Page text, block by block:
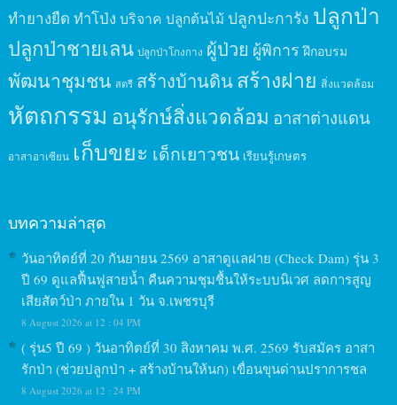
ทำยางยืด ทำโป่ง บริจาค ปลูกต้นไม้ ปลูกปะการัง ปลูกป่า
ปลูกป่าชายเลน ปลูกป่าโกงกาง ผู้ป่วย ผู้พิการ ฝึกอบรม
พัฒนาชุมชน สตรี สร้างบ้านดินสร้างฝาย สิ่งแวดล้อม
หัตถกรรม อนุรักษ์สิ่งแวดล้อม อาสาต่างแดน
อาสาอาเซียน เก็บขยะ เด็กเยาวชน เรียนรู้เกษตร
บทความล่าสุด
วันอาทิตย์ที่ 20 กันยายน 2569 อาสาดูแลฝาย (Check Dam) รุ่น 3
ปี 69 ดูแลฟื้นฟูสายน้ำ คืนความชุมชื้นให้ระบบนิเวศ ลดการสูญ
เสียสัตว์ป่า ภายใน 1 วัน จ.เพชรบุรี
8 August 2026 at 12 : 04 PM
( รุ่น5 ปี 69 ) วันอาทิตย์ที่ 30 สิงหาคม พ.ศ. 2569 รับสมัคร อาสา
รักป่า (ช่วยปลูกป่า + สร้างบ้านให้นก) เขื่อนขุนด่านปราการชล
8 August 2026 at 12 : 24 PM